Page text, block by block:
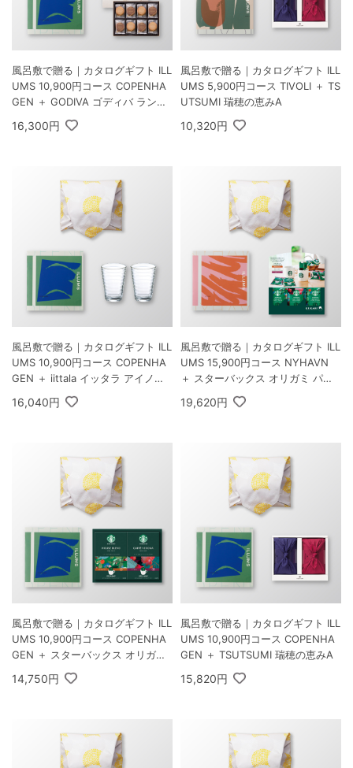
風呂敷で贈る｜カタログギフト ILL
UMS 10,900円コース COPENHA
GEN ＋ GODIVA ゴディバ ラング
ドシャクッキーアソートメント 30
枚入
16,300円
風呂敷で贈る｜カタログギフト ILL
UMS 5,900円コース TIVOLI ＋ TS
UTSUMI 瑞穂の恵みA
10,320円
風呂敷で贈る｜カタログギフト ILL
UMS 10,900円コース COPENHA
GEN ＋ iittala イッタラ アイノ・
アアルト ハイボール ペア クリア
16,040円
風呂敷で贈る｜カタログギフト ILL
UMS 15,900円コース NYHAVN
＋ スターバックス オリガミ パー
ソナルドリップ コーヒーギフトA
19,620円
風呂敷で贈る｜カタログギフト ILL
UMS 10,900円コース COPENHA
GEN ＋ スターバックス オリガミ
パーソナルドリップ コーヒーギフ
トB
14,750円
風呂敷で贈る｜カタログギフト ILL
UMS 10,900円コース COPENHA
GEN ＋ TSUTSUMI 瑞穂の恵みA
15,820円